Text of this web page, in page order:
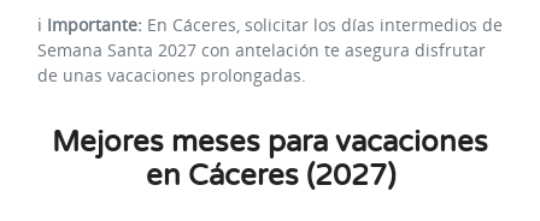
ℹ️ Importante: En Cáceres, solicitar los días intermedios de
Semana Santa 2027 con antelación te asegura disfrutar
de unas vacaciones prolongadas.
Mejores meses para vacaciones
en Cáceres (2027)